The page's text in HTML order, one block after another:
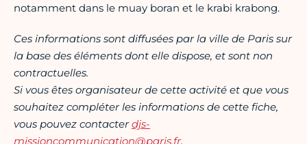
notamment dans le muay boran et le krabi krabong.
Ces informations sont diffusées par la ville de Paris sur
la base des éléments dont elle dispose, et sont non
contractuelles.
Si vous êtes organisateur de cette activité et que vous
souhaitez compléter les informations de cette fiche,
vous pouvez contacterdjs-
missioncommunication@paris.fr.